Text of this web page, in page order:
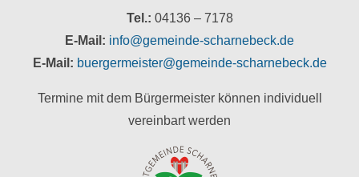
Tel.: 04136 – 7178
E-Mail: info@gemeinde-scharnebeck.de
E-Mail: buergermeister@gemeinde-scharnebeck.de
Termine mit dem Bürgermeister können individuell
vereinbart werden